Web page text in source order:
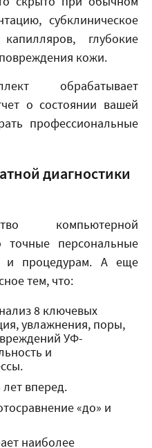
субклиническое
глубокие
кожи.
обрабатывает
о состоянии вашей
профессиональные
диагностики
компьютерной
точные персональные
и процедурам. А еще
тем, что:
8 ключевых
увлажнения, поры,
УФ-
и
вперед.
«до» и
наиболее